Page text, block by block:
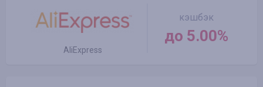
AliExpress
кэшбэк
до 5.00%